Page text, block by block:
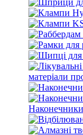
матеріали
Наконечники